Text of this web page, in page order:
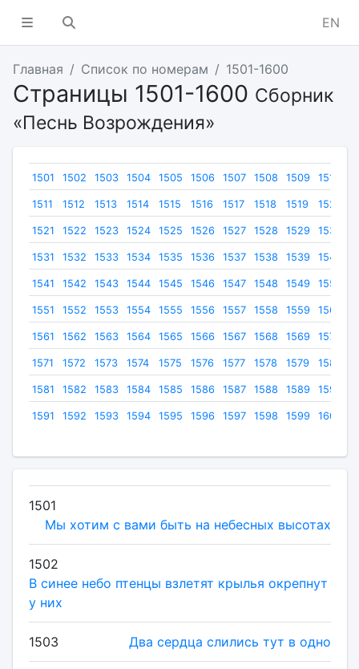
EN
Главная Список по номерам 1501-1600
Страницы 1501-1600 Сборник
«Песнь Возрождения»
1501 1502 1503 1504 1505 1506 1507 1508 1509 1510
1511 1512 1513 1514 1515 1516 1517 1518 1519 1520
1521 1522 1523 1524 1525 1526 1527 1528 1529 1530
1531 1532 1533 1534 1535 1536 1537 1538 1539 1540
1541 1542 1543 1544 1545 1546 1547 1548 1549 1550
1551 1552 1553 1554 1555 1556 1557 1558 1559 1560
1561 1562 1563 1564 1565 1566 1567 1568 1569 1570
1571 1572 1573 1574 1575 1576 1577 1578 1579 1580
1581 1582 1583 1584 1585 1586 1587 1588 1589 1590
1591 1592 1593 1594 1595 1596 1597 1598 1599 1600
1501
Мы хотим с вами быть на небесных высотах
1502
В синее небо птенцы взлетят крылья окрепнут
у них
1503 Два сердца слились тут в одно